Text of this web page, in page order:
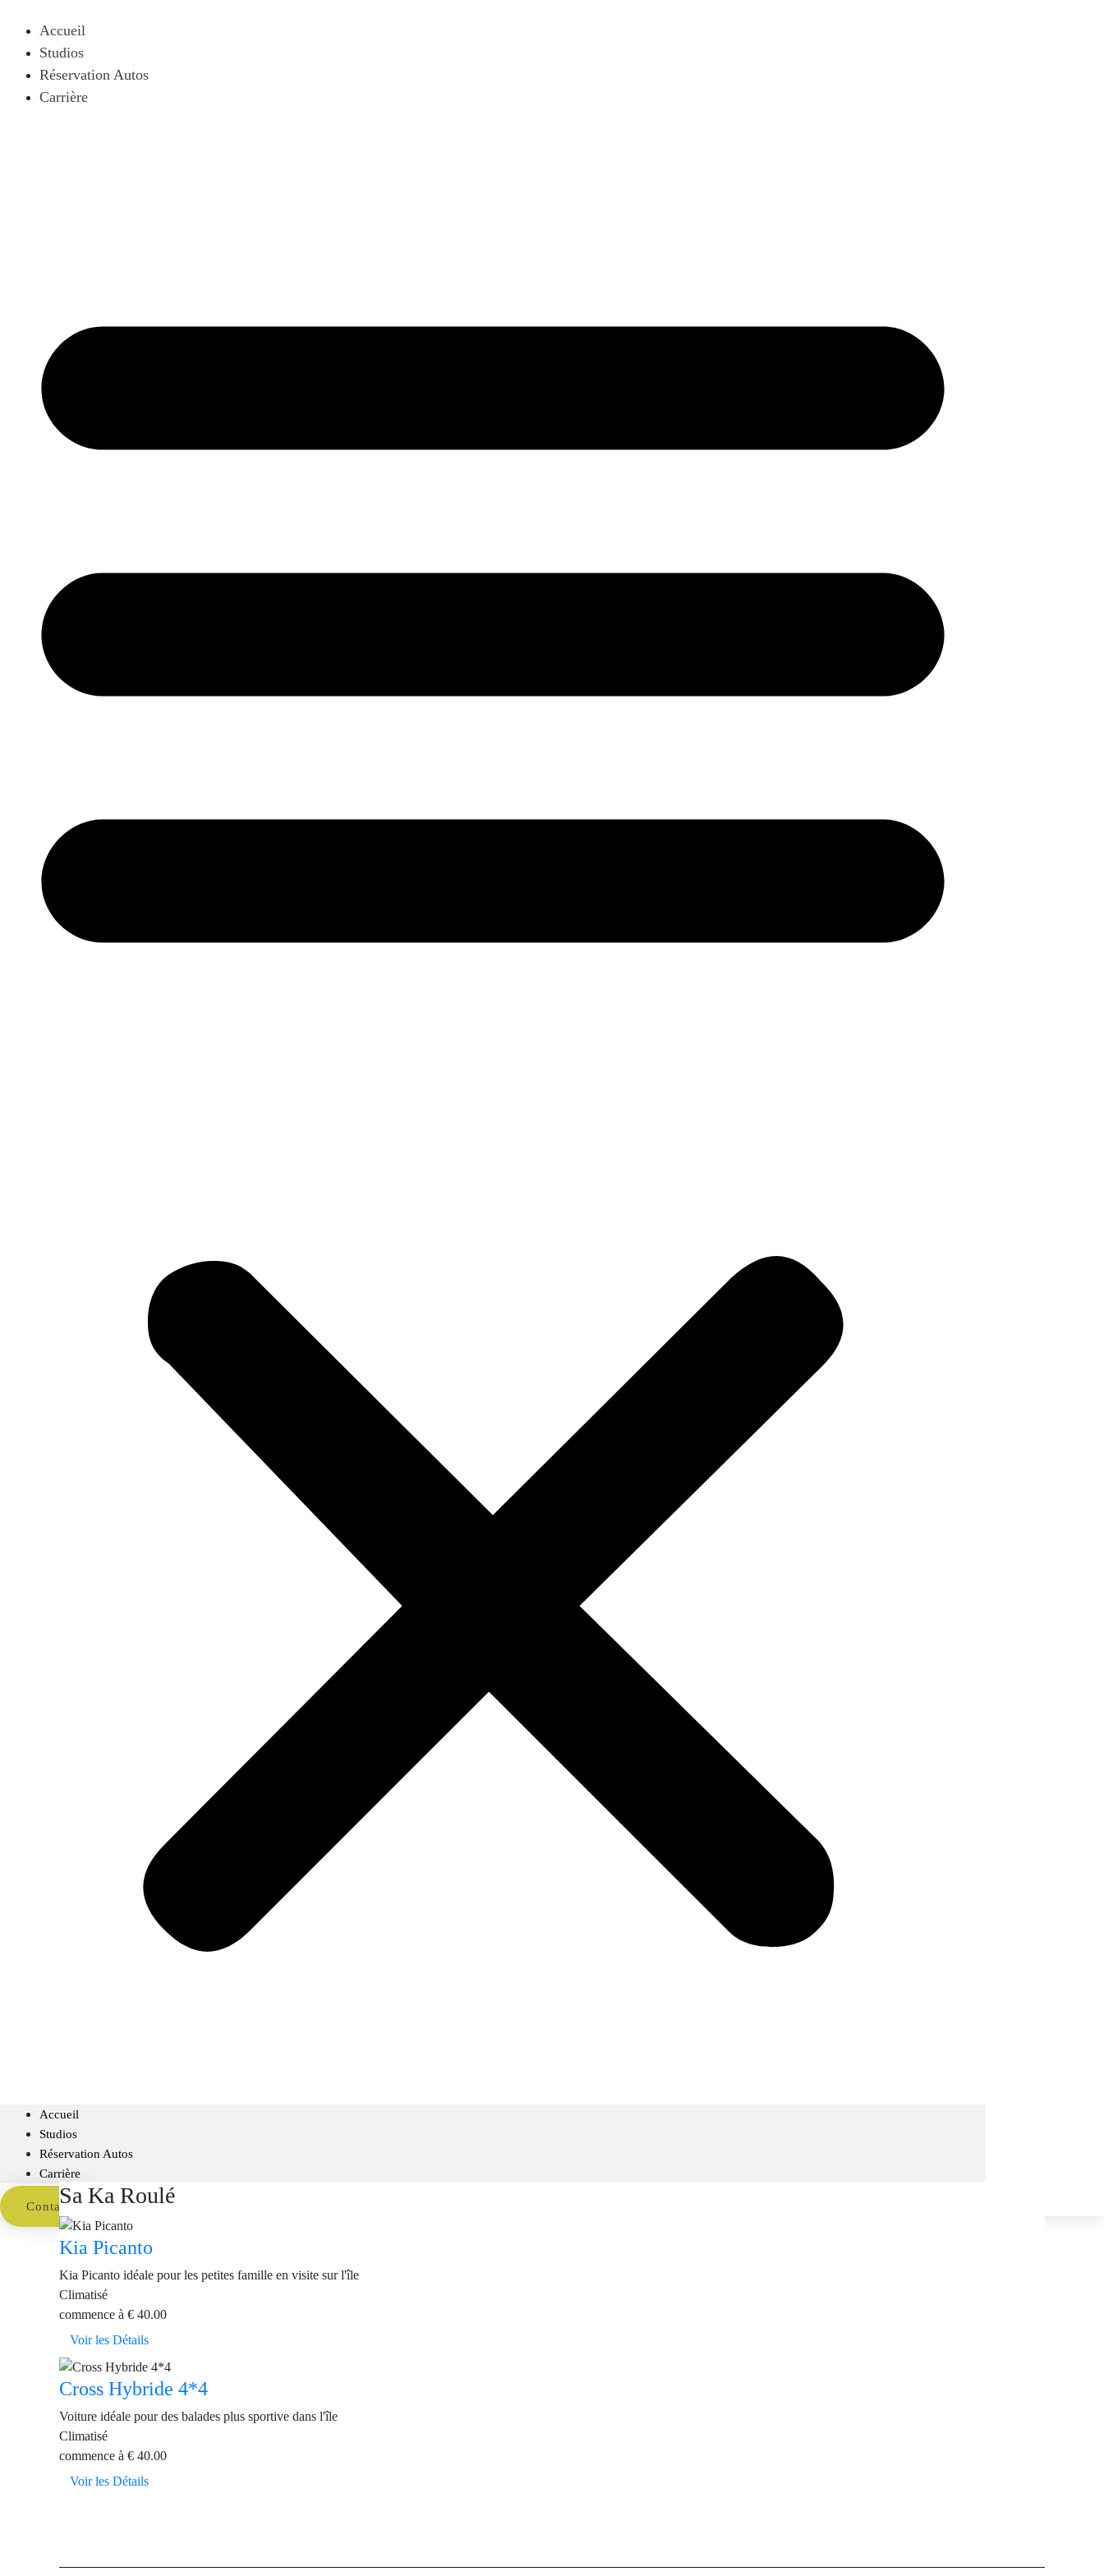
Accueil
Studios
Réservation Autos
Carrière
Accueil
Studios
Réservation Autos
Carrière
ContactSa Ka Roulé
Kia Picanto
Kia Picanto idéale pour les petites famille en visite sur l'île
Climatisé
commence à € 40.00
Voir les Détails
Cross Hybride 4*4
Voiture idéale pour des balades plus sportive dans l'île
Climatisé
commence à € 40.00
Voir les Détails